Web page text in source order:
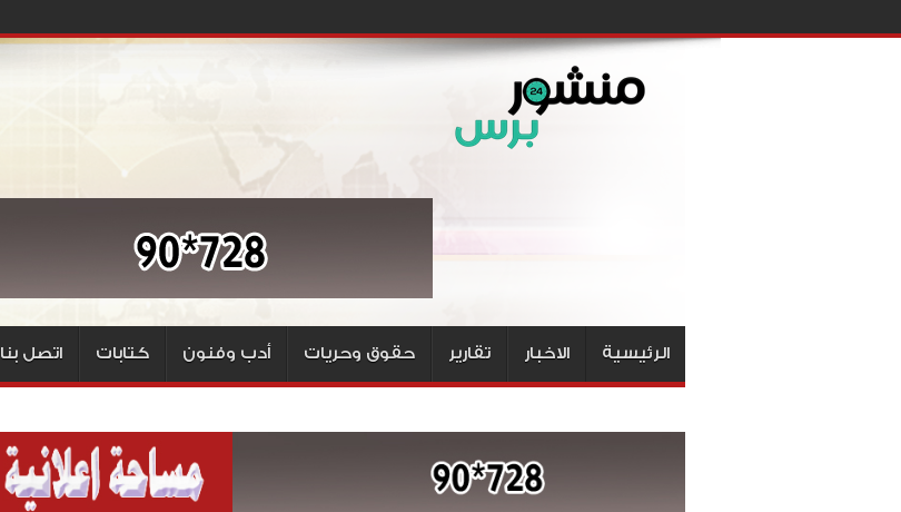
الرئيسية الاخبار تقارير حقوق وحريات أدب وفنون كتابات اتصل بنا